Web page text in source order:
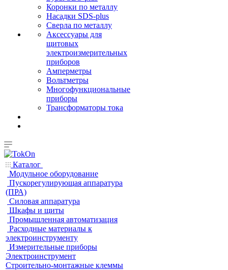
Коронки по металлу
Насадки SDS-plus
Сверла по металлу
Аксессуары для
щитовых
электроизмерительных
приборов
Амперметры
Вольтметры
Многофункциональные
приборы
Трансформаторы тока
Каталог
Модульное оборудование
Пускорегулирующая аппаратура
(ПРА)
Силовая аппаратура
Шкафы и щиты
Промышленная автоматизация
Расходные материалы к
электроинструменту
Измерительные приборы
Электроинструмент
Строительно-монтажные клеммы